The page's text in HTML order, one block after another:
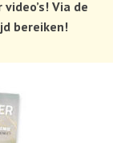
Via de
bereiken!